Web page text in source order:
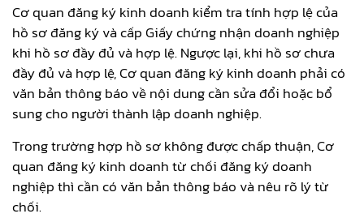
Cơ quan đăng ký kinh doanh kiểm tra tính hợp lệ của
hồ sơ đăng ký và cấp Giấy chứng nhận doanh nghiệp
khi hồ sơ đầy đủ và hợp lệ. Ngược lại, khi hồ sơ chưa
đầy đủ và hợp lệ, Cơ quan đăng ký kinh doanh phải có
văn bản thông báo về nội dung cần sửa đổi hoặc bổ
sung cho người thành lập doanh nghiệp.
Trong trường hợp hồ sơ không được chấp thuận, Cơ
quan đăng ký kinh doanh từ chối đăng ký doanh
nghiệp thì cần có văn bản thông báo và nêu rõ lý từ
chối.